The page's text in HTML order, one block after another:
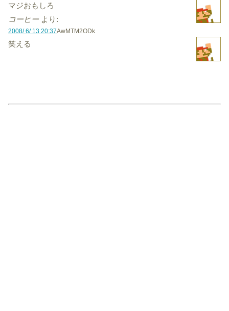
マジおもしろ
コーヒー より:
2008/ 6/ 13 20:37AwMTM2ODk
笑える